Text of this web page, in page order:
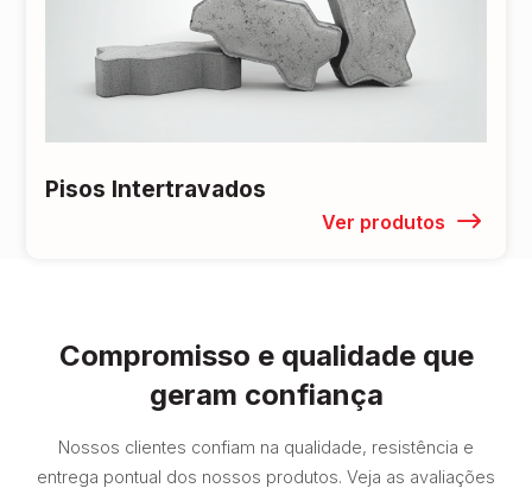
Pisos Intertravados
Ver produtos
Compromisso e qualidade que
geram confiança
Nossos clientes confiam na qualidade, resistência e
entrega pontual dos nossos produtos. Veja as avaliações